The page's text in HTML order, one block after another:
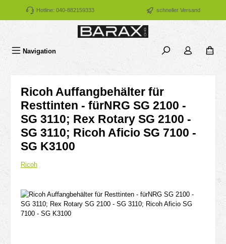
Zum Hauptinhalt springen
Hotline: 040-882159333 schneller Versand
Navigation
Ricoh Auffangbehälter für
Resttinten - fürNRG SG 2100 -
SG 3110; Rex Rotary SG 2100 -
SG 3110; Ricoh Aficio SG 7100 -
SG K3100
Ricoh
Bildergalerie überspringen